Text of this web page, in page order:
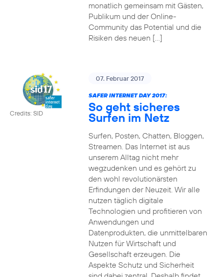
monatlich gemeinsam mit Gästen,
Publikum und der Online-
Community das Potential und die
Risiken des neuen […]
Credits: SID
07. Februar 2017
SAFER INTERNET DAY 2017:
So geht sicheres
Surfen im Netz
Surfen, Posten, Chatten, Bloggen,
Streamen. Das Internet ist aus
unserem Alltag nicht mehr
wegzudenken und es gehört zu
den wohl revolutionärsten
Erfindungen der Neuzeit. Wir alle
nutzen täglich digitale
Technologien und profitieren von
Anwendungen und
Datenprodukten, die unmittelbaren
Nutzen für Wirtschaft und
Gesellschaft erzeugen. Die
Aspekte Schutz und Sicherheit